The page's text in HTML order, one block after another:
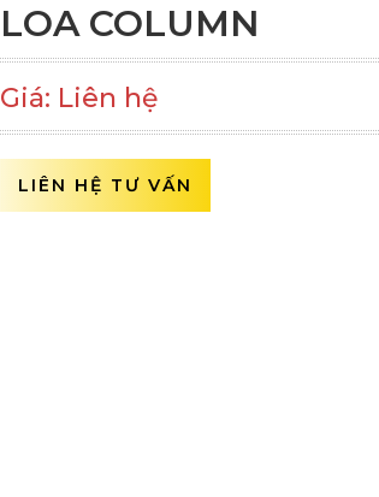
LOA COLUMN
Giá: Liên hệ
LIÊN HỆ TƯ VẤN